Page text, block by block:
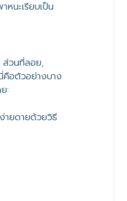
นะเรียบเป็น
ส่วนที่ลอย,
อตัวอย่างบาง
:
ยดายด้วยวิธี